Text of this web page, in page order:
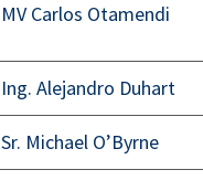
MV Carlos Otamendi
Ing. Alejandro Duhart
Sr. Michael O’Byrne